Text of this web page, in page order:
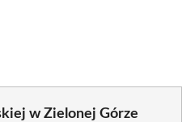
w Zielonej Górze